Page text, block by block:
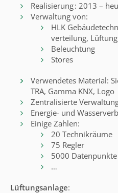
Realisierung : 2013 –
Verwaltung von:
HLK
verteilung,
Beleuchtung
Stores
Verwendetes Material:
TRA, Gamma KNX, Logo
Zentralisierte
Energie- und
Einige Zahlen:
20 Technikräume
75 Regler
5000 Datenpunkte
…
Lüftungsanlage: